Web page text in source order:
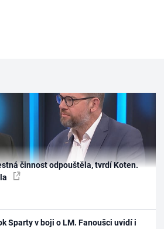
činnost odpouštěla, tvrdí Koten.
Sparty v boji o LM. Fanoušci uvidí i